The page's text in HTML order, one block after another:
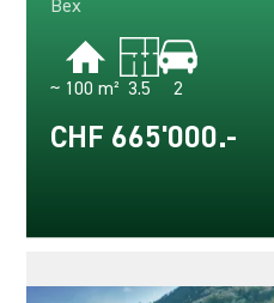
Bex
~ 100 m² 3.5 2
CHF 665'000.-